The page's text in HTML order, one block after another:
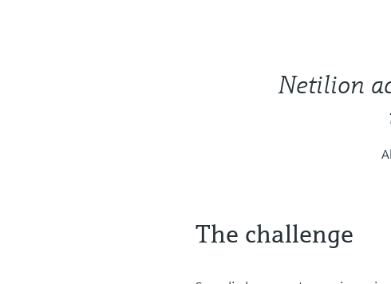
Netilion
The challenge